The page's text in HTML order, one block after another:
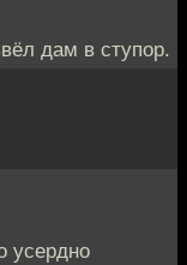
дам в ступор.
усердно